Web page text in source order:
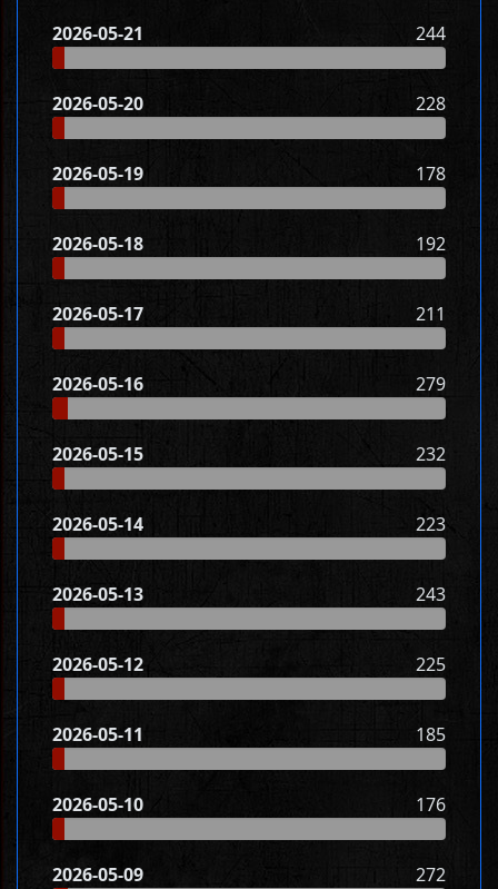
2026-05-21 244
2026-05-20 228
2026-05-19 178
2026-05-18 192
2026-05-17 211
2026-05-16 279
2026-05-15 232
2026-05-14 223
2026-05-13 243
2026-05-12 225
2026-05-11 185
2026-05-10 176
2026-05-09 272